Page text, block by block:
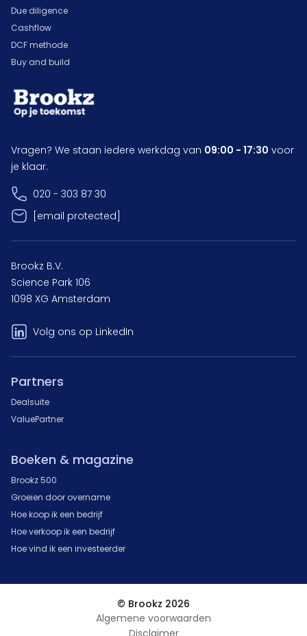
Due diligence
Cashflow
DCF methode
Buy and build
Vragen? We staan iedere werkdag van 09:00 - 17:30 voor
je klaar.
020 - 303 87 30
[email protected]
Brookz B.V.
Science Park 106
1098 XG Amsterdam
Volg ons op LinkedIn
Partners
Dealsuite
ValuePartner
Boeken & magazine
Brookz 500
Groeien door overname
Hoe koop ik een bedrijf
Hoe verkoop ik een bedrijf
Hoe vind ik een investeerder
© Brookz 2026
Algemene voorwaarden
Disclaimer